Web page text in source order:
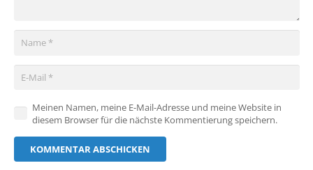
Meinen Namen, meine E-Mail-Adresse und meine Website in
diesem Browser für die nächste Kommentierung speichern.
KOMMENTAR ABSCHICKEN